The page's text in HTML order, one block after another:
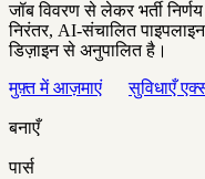
जॉब विवरण से लेकर भर्ती
निरंतर, AI-संचालित
डिज़ाइन से अनुपालित है।
मुफ़्त में आज़माएं
सुविधाएँ
बनाएँ
पार्स